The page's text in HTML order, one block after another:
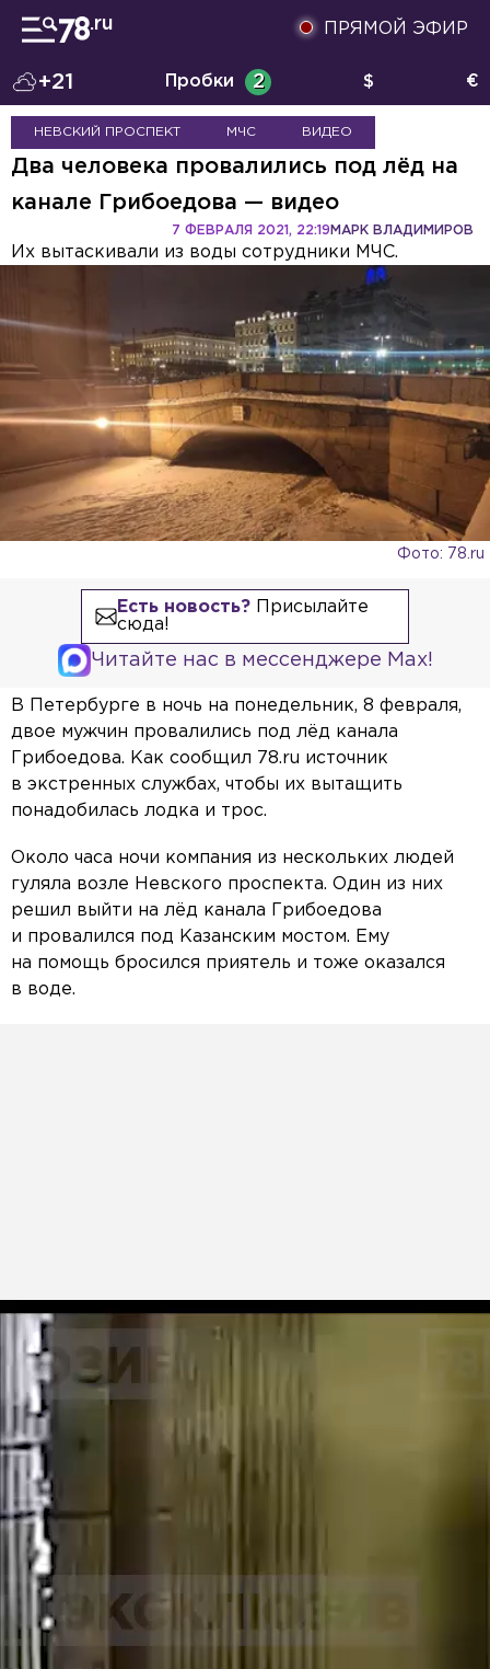
ПРЯМОЙ ЭФИР
+21 Пробки 2 $ €
НЕВСКИЙ ПРОСПЕКТ МЧС ВИДЕО
Два человека провалились под лёд на
канале Грибоедова — видео
МАРК ВЛАДИМИРОВ
7 ФЕВРАЛЯ 2021, 22:19
Их вытаскивали из воды сотрудники МЧС.
Фото: 78.ru
Есть новость?Присылайте
сюда!
Читайте нас в мессенджере Max!
В Петербурге в ночь на понедельник, 8 февраля,
двое мужчин провалились под лёд канала
Грибоедова. Как сообщил 78.ru источник
в экстренных службах, чтобы их вытащить
понадобилась лодка и трос.
Около часа ночи компания из нескольких людей
гуляла возле Невского проспекта. Один из них
решил выйти на лёд канала Грибоедова
и провалился под Казанским мостом. Ему
на помощь бросился приятель и тоже оказался
в воде.